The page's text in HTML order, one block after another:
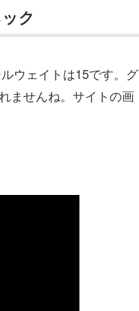
ク
ウェイトは15です。グ
ませんね。サイトの画